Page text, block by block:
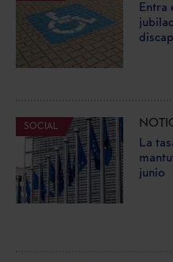
Entra
SOCIAL
La
junio